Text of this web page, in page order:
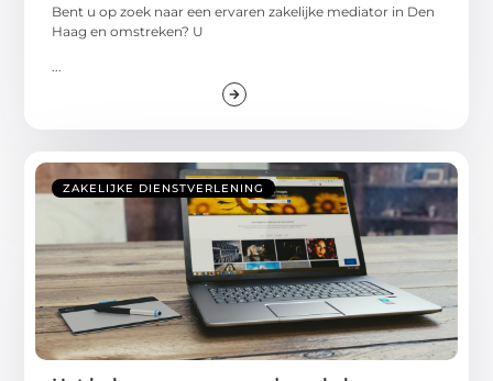
Bent u op zoek naar een ervaren zakelijke mediator in Den
Haag en omstreken? U
...
ZAKELIJKE DIENSTVERLENING